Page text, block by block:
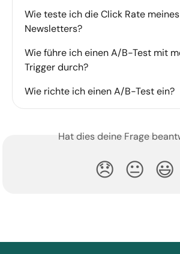
Wie teste ich die Click Rate meines
Newsletters?
Wie führe ich einen A/B-Test mit
Trigger durch?
Wie richte ich einen A/B-Test ein?
Hat dies deine Frage
😞 😐 😃